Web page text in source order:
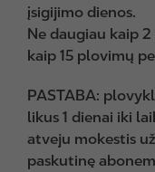
įsigijimo dienos.
Ne daugiau kaip
kaip 15 plovimų
PASTABA:
likus 1 dienai iki
atveju mokestis
paskutinę